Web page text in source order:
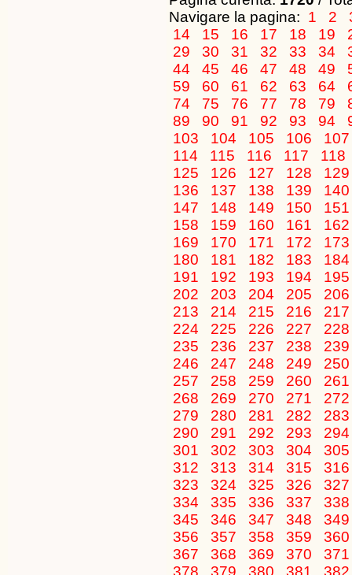
Navigare la pagina: 1 2
14
15 16 17 18 19
29
30 31 32 33 34
44
45 46 47 48 49
59
60 61 62 63 64
74
75 76 77 78 79
89
90 91 92 93 94
103
104 105 106
114
115 116 117
118
125
126 127 128
136
137 138 139
147
148 149 150
158
159 160 161
169
170 171 172
180
181 182 183
191
192 193 194
202
203 204 205
213
214 215 216
224
225 226 227
235
236 237 238
246
247 248 249
257
258 259 260
268
269 270 271
279
280 281 282
290
291 292 293
301
302 303 304
312
313 314 315
323
324 325 326
334
335 336 337
345
346 347 348
356
357 358 359
367
368 369 370